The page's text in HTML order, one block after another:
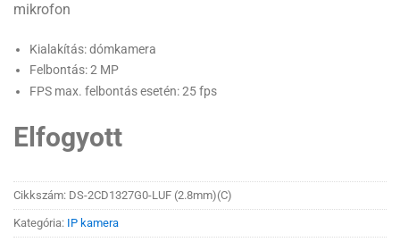
mikrofon
Kialakítás: dómkamera
Felbontás: 2 MP
FPS max. felbontás esetén: 25 fps
Elfogyott
Cikkszám: DS-2CD1327G0-LUF (2.8mm)(C)
Kategória: IP kamera